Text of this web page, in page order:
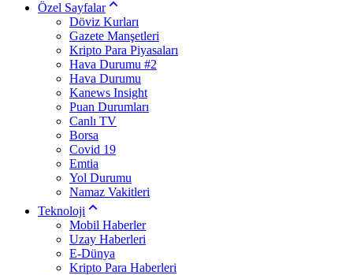
Özel Sayfalar
Döviz Kurları
Gazete Manşetleri
Kripto Para Piyasaları
Hava Durumu #2
Hava Durumu
Kanews Insight
Puan Durumları
Canlı TV
Borsa
Covid 19
Emtia
Yol Durumu
Namaz Vakitleri
Teknoloji
Mobil Haberler
Uzay Haberleri
E-Dünya
Kripto Para Haberleri